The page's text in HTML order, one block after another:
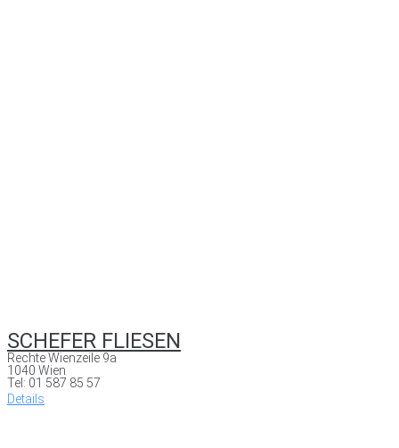
SCHEFER FLIESEN
Rechte Wienzeile 9a
1040 Wien
Tel: 01 587 85 57
Details